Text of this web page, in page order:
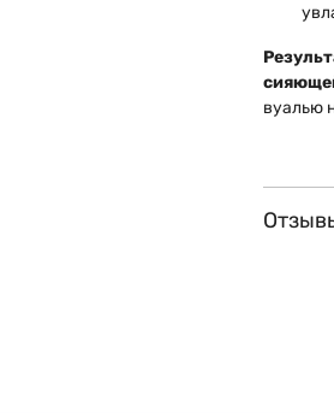
вуалью